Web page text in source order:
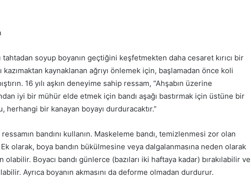
soyup boyanın geçtiğini keşfetmekten daha cesaret kırıcı bir
kazımaktan kaynaklanan ağrıyı önlemek için, başlamadan önce koli
16 yılı aşkın deneyime sahip ressam, “Ahşabın üzerine
iyi bir mühür elde etmek için bandı aşağı bastırmak için üstüne bir
herhangi bir kanayan boyayı durduracaktır.”
bandını kullanın. Maskeleme bandı, temizlenmesi zor olan
Ek olarak, boya bandın bükülmesine veya dalgalanmasına neden olarak
olabilir. Boyacı bandı günlerce (bazıları iki haftaya kadar) bırakılabilir ve
Ayrıca boyanın akmasını da deforme olmadan durdurur.